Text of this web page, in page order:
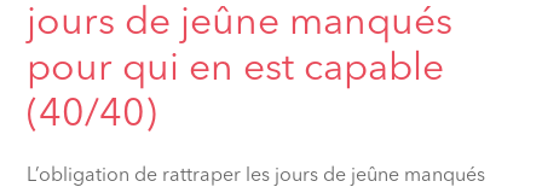
jours de jeûne manqués
pour qui en est capable
(40/40)
L’obligation de rattraper les jours de jeûne manqués